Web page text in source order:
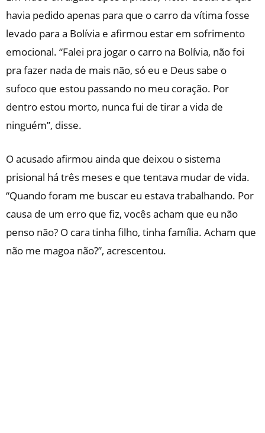
havia pedido apenas para que o carro da vítima fosse
levado para a Bolívia e afirmou estar em sofrimento
emocional. “Falei pra jogar o carro na Bolívia, não foi
pra fazer nada de mais não, só eu e Deus sabe o
sufoco que estou passando no meu coração. Por
dentro estou morto, nunca fui de tirar a vida de
ninguém”, disse.
O acusado afirmou ainda que deixou o sistema
prisional há três meses e que tentava mudar de vida.
“Quando foram me buscar eu estava trabalhando. Por
causa de um erro que fiz, vocês acham que eu não
penso não? O cara tinha filho, tinha família. Acham que
não me magoa não?”, acrescentou.